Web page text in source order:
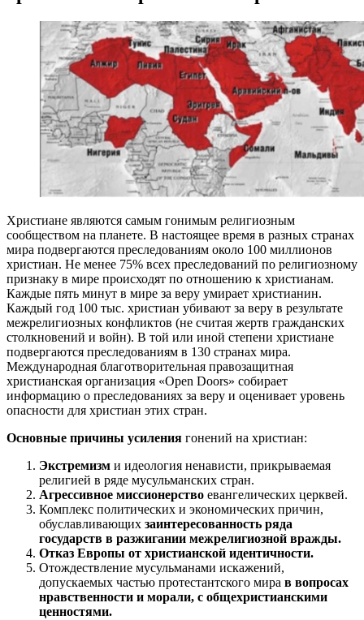
Христиане являются самым гонимым религиозным
сообществом на планете. В настоящее время в разных странах
мира подвергаются преследованиям около 100 миллионов
христиан. Не менее 75% всех преследований по религиозному
признаку в мире происходят по отношению к христианам.
Каждые пять минут в мире за веру умирает христианин.
Каждый год 100 тыс. христиан убивают за веру в результате
межрелигиозных конфликтов (не считая жертв гражданских
столкновений и войн). В той или иной степени христиане
подвергаются преследованиям в 130 странах мира.
Международная благотворительная правозащитная
христианская организация «Open Doors» собирает
информацию о преследованиях за веру и оценивает уровень
опасности для христиан этих стран.
Основные причины усиления гонений на христиан:
Экстремизм и идеология ненависти, прикрываемая
религией в ряде мусульманских стран.
Агрессивное миссионерство евангелических церквей.
Комплекс политических и экономических причин,
обуславливающих заинтересованность ряда
государств в разжигании межрелигиозной вражды.
Отказ Европы от христианской идентичности.
Отождествление мусульманами искажений,
допускаемых частью протестантского мира в вопросах
нравственности и морали, с общехристианскими
ценностями.